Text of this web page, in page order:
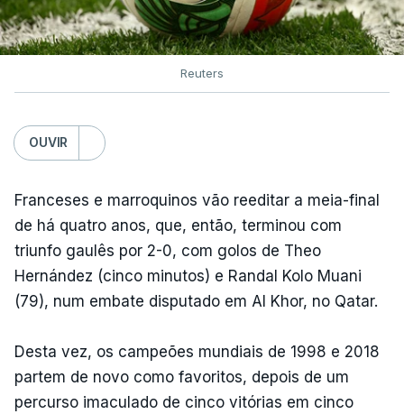
Reuters
OUVIR
Franceses e marroquinos vão reeditar a meia-final
de há quatro anos, que, então, terminou com
triunfo gaulês por 2-0, com golos de Theo
Hernández (cinco minutos) e Randal Kolo Muani
(79), num embate disputado em Al Khor, no Qatar.
Desta vez, os campeões mundiais de 1998 e 2018
partem de novo como favoritos, depois de um
percurso imaculado de cinco vitórias em cinco